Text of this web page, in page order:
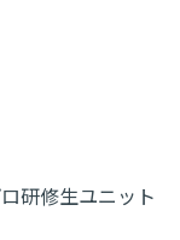
研修生ユニット